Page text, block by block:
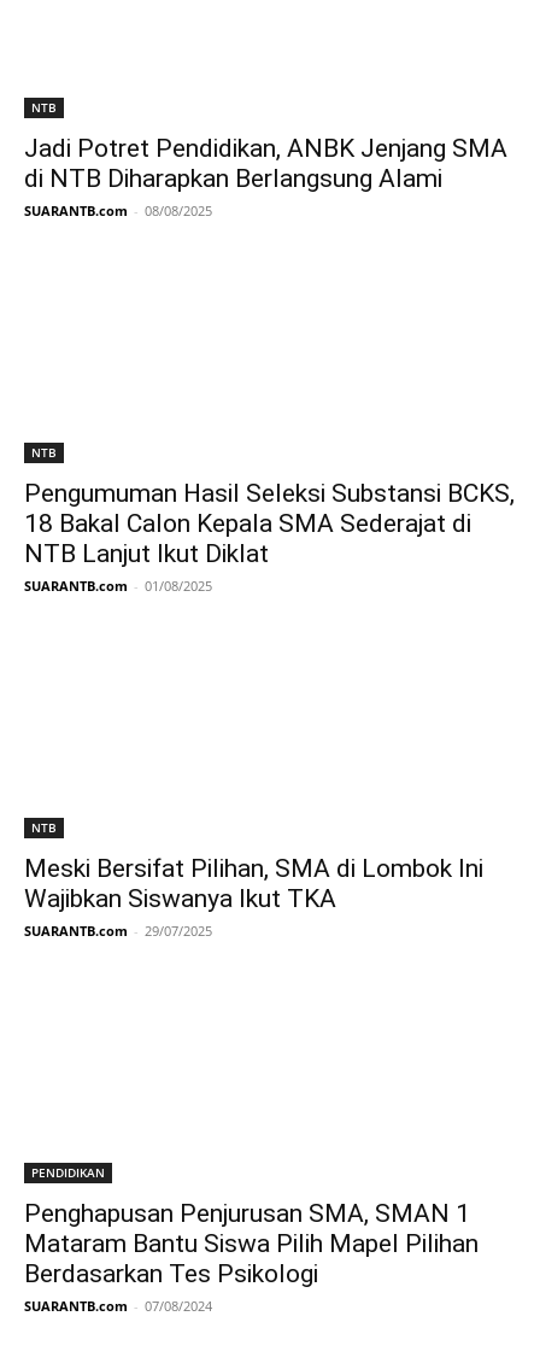
NTB
Jadi Potret Pendidikan, ANBK Jenjang SMA
di NTB Diharapkan Berlangsung Alami
SUARANTB.com - 08/08/2025
NTB
Pengumuman Hasil Seleksi Substansi BCKS,
18 Bakal Calon Kepala SMA Sederajat di
NTB Lanjut Ikut Diklat
SUARANTB.com - 01/08/2025
NTB
Meski Bersifat Pilihan, SMA di Lombok Ini
Wajibkan Siswanya Ikut TKA
SUARANTB.com - 29/07/2025
PENDIDIKAN
Penghapusan Penjurusan SMA, SMAN 1
Mataram Bantu Siswa Pilih Mapel Pilihan
Berdasarkan Tes Psikologi
SUARANTB.com - 07/08/2024